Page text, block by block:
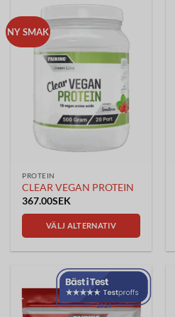
NY SMAK
PROTEIN
CLEAR VEGAN PROTEIN
367.00SEK
VÄLJ ALTERNATIV
produkten
har
flera